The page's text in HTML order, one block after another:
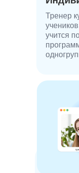
В этом
более
проекты.
результата.
Создаст
Тренер
учится